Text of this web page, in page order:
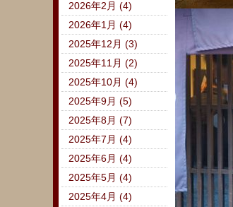
2026年2月 (4)
2026年1月 (4)
2025年12月 (3)
2025年11月 (2)
2025年10月 (4)
2025年9月 (5)
2025年8月 (7)
2025年7月 (4)
2025年6月 (4)
2025年5月 (4)
2025年4月 (4)